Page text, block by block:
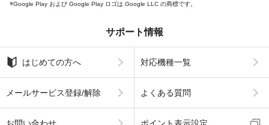
Google Play および Google Play ロゴは Google LLC の商標です。
サポート情報
はじめての方へ 対応機種一覧
メールサービス登録/解除 よくある質問